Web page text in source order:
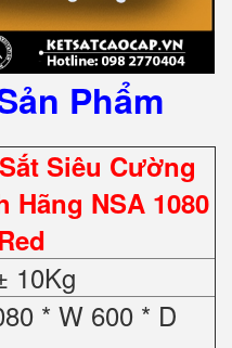
Phẩm
Siêu Cường
Hãng NSA 1080
10Kg
* W 600 * D